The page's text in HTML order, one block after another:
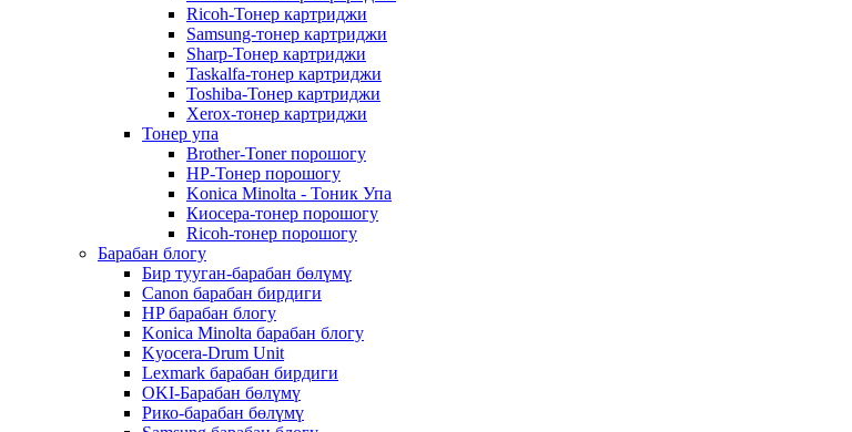
Ricoh-Тонер картриджи
Samsung-тонер картриджи
Sharp-Тонер картриджи
Taskalfa-тонер картриджи
Toshiba-Тонер картриджи
Xerox-тонер картриджи
Тонер упа
Brother-Toner порошогу
HP-Тонер порошогу
Konica Minolta - Тоник Упа
Киосера-тонер порошогу
Ricoh-тонер порошогу
Барабан блогу
Бир тууган-барабан бөлүмү
Canon барабан бирдиги
HP барабан блогу
Konica Minolta барабан блогу
Kyocera-Drum Unit
Lexmark барабан бирдиги
OKI-Барабан бөлүмү
Рико-барабан бөлүмү